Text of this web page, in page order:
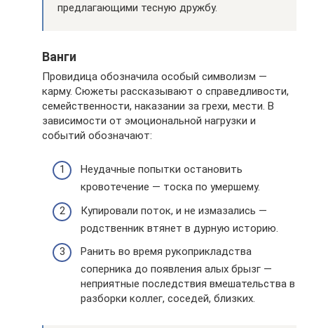
предлагающими тесную дружбу.
Ванги
Провидица обозначила особый символизм —
карму. Сюжеты рассказывают о справедливости,
семейственности, наказании за грехи, мести. В
зависимости от эмоциональной нагрузки и
событий обозначают:
Неудачные попытки остановить
кровотечение — тоска по умершему.
Купировали поток, и не измазались —
родственник втянет в дурную историю.
Ранить во время рукоприкладства
соперника до появления алых брызг —
неприятные последствия вмешательства в
разборки коллег, соседей, близких.